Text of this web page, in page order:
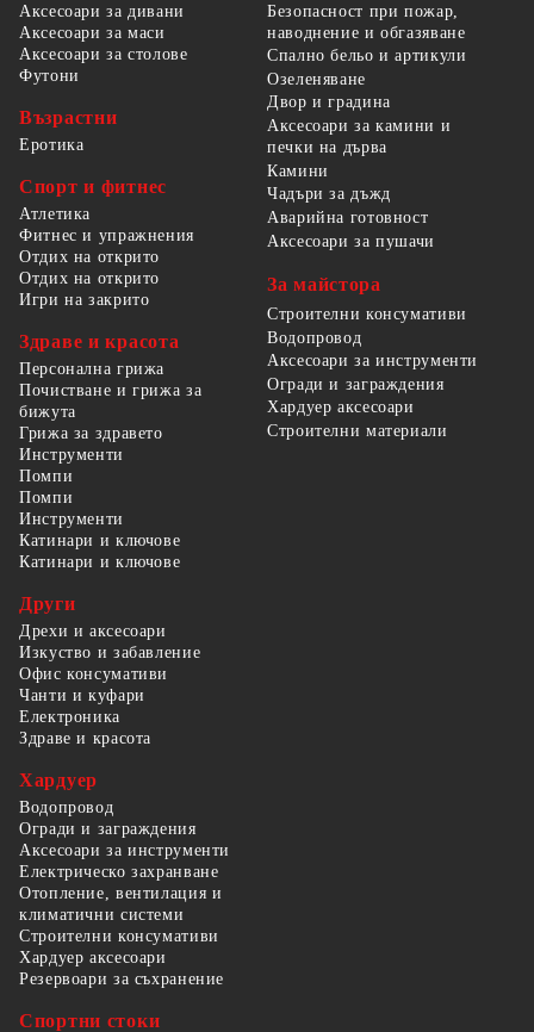
Аксесоари за дивани
Аксесоари за маси
Аксесоари за столове
Футони
Възрастни
Еротика
Спорт и фитнес
Атлетика
Фитнес и упражнения
Отдих на открито
Отдих на открито
Игри на закрито
Здраве и красота
Персонална грижа
Почистване и грижа за
бижута
Грижа за здравето
Безопасност при пожар,
наводнение и обгазяване
Спално бельо и артикули
Озеленяване
Двор и градина
Аксесоари за камини и
печки на дърва
Камини
Чадъри за дъжд
Аварийна готовност
Аксесоари за пушачи
За майстора
Строителни консумативи
Водопровод
Аксесоари за инструменти
Огради и заграждения
Хардуер аксесоари
Строителни материали
Инструменти
Помпи
Помпи
Инструменти
Катинари и ключове
Катинари и ключове
Други
Дрехи и аксесоари
Изкуство и забавление
Офис консумативи
Чанти и куфари
Електроника
Здраве и красота
Хардуер
Водопровод
Огради и заграждения
Аксесоари за инструменти
Електрическо захранване
Отопление, вентилация и
климатични системи
Строителни консумативи
Хардуер аксесоари
Резервоари за съхранение
Спортни стоки